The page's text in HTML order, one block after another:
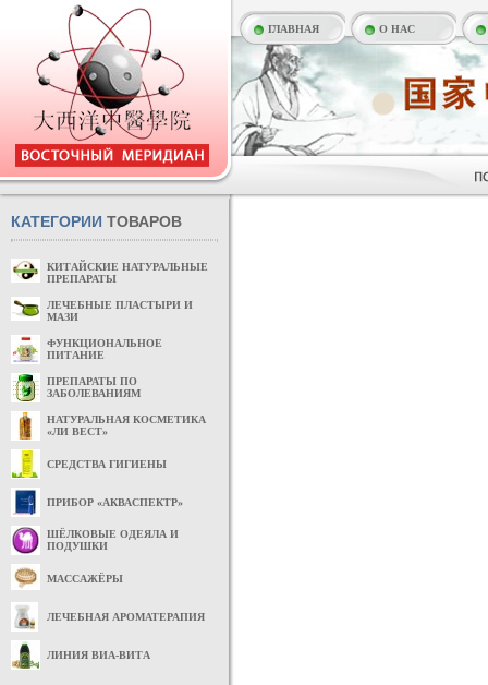
ГЛАВНАЯ О НАС
КАТЕГОРИИ ТОВАРОВ
КИТАЙСКИЕ НАТУРАЛЬНЫЕ
ПРЕПАРАТЫ
ЛЕЧЕБНЫЕ ПЛАСТЫРИ И
МАЗИ
ФУНКЦИОНАЛЬНОЕ
ПИТАНИЕ
ПРЕПАРАТЫ ПО
ЗАБОЛЕВАНИЯМ
НАТУРАЛЬНАЯ КОСМЕТИКА
«ЛИ ВЕСТ»
СРЕДСТВА ГИГИЕНЫ
ПРИБОР «АКВАСПЕКТР»
ШЁЛКОВЫЕ ОДЕЯЛА И
ПОДУШКИ
МАССАЖЁРЫ
ЛЕЧЕБНАЯ АРОМАТЕРАПИЯ
ЛИНИЯ ВИА-ВИТА